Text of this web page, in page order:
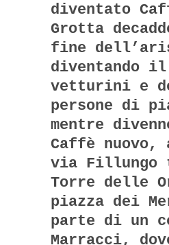
diventato
Grotta
fine
diventando
vetturini e
persone di
mentre
Caffè nuovo,
via Fillungo
Torre delle
piazza dei
parte di un
Marracci,